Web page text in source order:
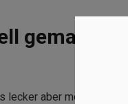
lecker aber möglichst